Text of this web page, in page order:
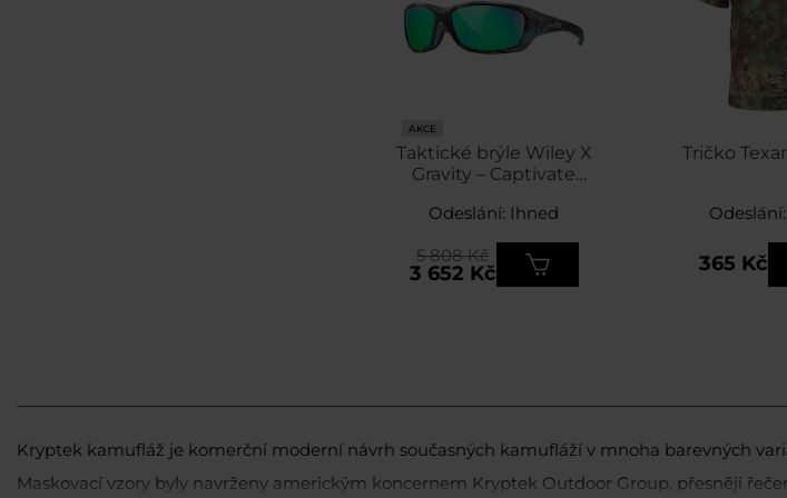
AKCE
Taktické brýle Wiley X
Gravity – Captivate
/ Kryptek Neptune
Odeslání: Ihned
3 652 Kč
5 808 Kč
Tričko
365 Kč
Kryptek kamufláž je komerční moderní návrh současných kamufláží v mnoha barevných
Maskovací vzory byly navrženy americkým koncernem Kryptek Outdoor Group, přesněji